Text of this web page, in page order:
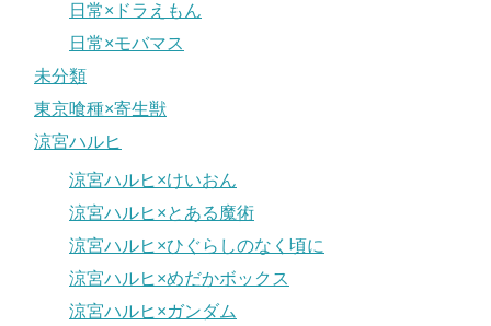
日常×ドラえもん
日常×モバマス
未分類
東京喰種×寄生獣
涼宮ハルヒ
涼宮ハルヒ×けいおん
涼宮ハルヒ×とある魔術
涼宮ハルヒ×ひぐらしのなく頃に
涼宮ハルヒ×めだかボックス
涼宮ハルヒ×ガンダム